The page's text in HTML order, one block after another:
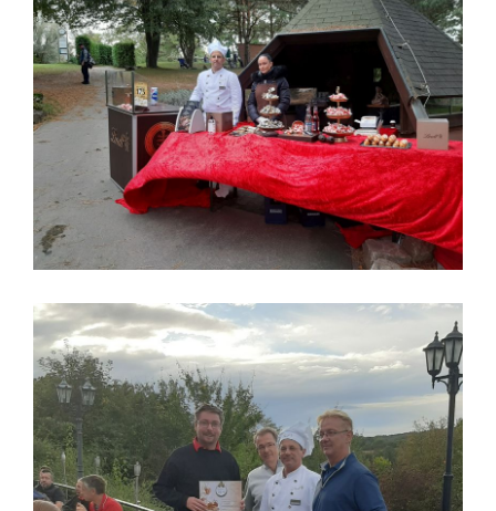
Marktplatz
Wiesloch
Dany Events & Auftraggeber Lindt Shop Heidelberg am
Marktplatz